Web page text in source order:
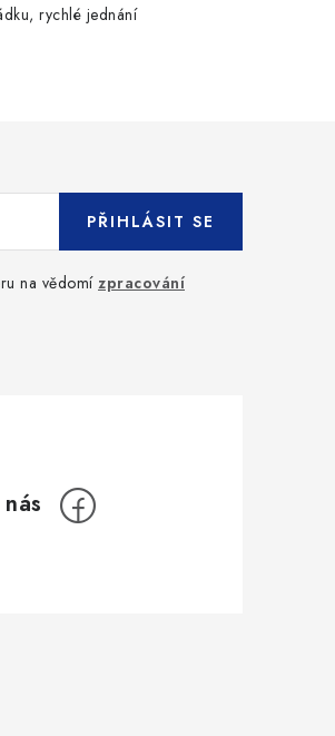
rychlé jednání
na vědomí zpracování
PŘIHLÁSIT SE